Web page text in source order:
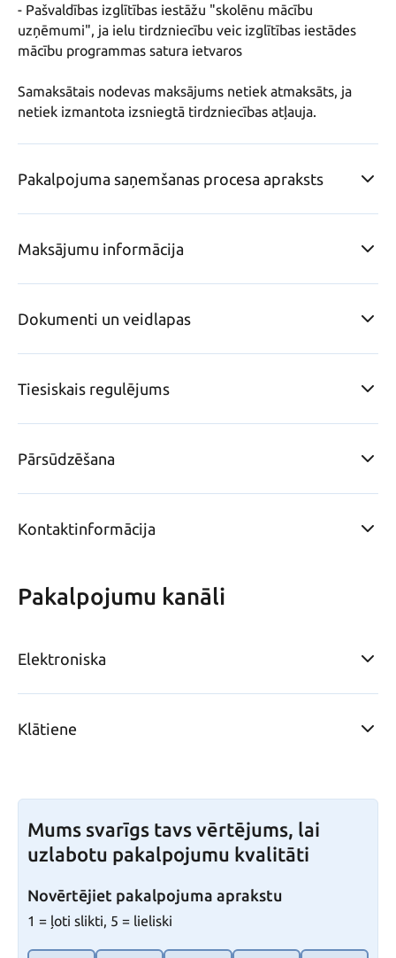
- Pašvaldības izglītības iestāžu "skolēnu mācību
uzņēmumi", ja ielu tirdzniecību veic izglītības iestādes
mācību programmas satura ietvaros
Samaksātais nodevas maksājums netiek atmaksāts, ja
netiek izmantota izsniegtā tirdzniecības atļauja.
Pakalpojuma saņemšanas procesa apraksts
Maksājumu informācija
Dokumenti un veidlapas
Tiesiskais regulējums
Pārsūdzēšana
Kontaktinformācija
Pakalpojumu kanāli
Elektroniska
Klātiene
Mums svarīgs tavs vērtējums, lai
uzlabotu pakalpojumu kvalitāti
Novērtējiet pakalpojuma aprakstu
1 = ļoti slikti, 5 = lieliski